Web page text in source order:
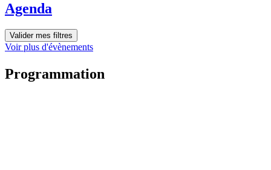
Agenda
Valider mes filtres
Voir plus d'évènements
Programmation